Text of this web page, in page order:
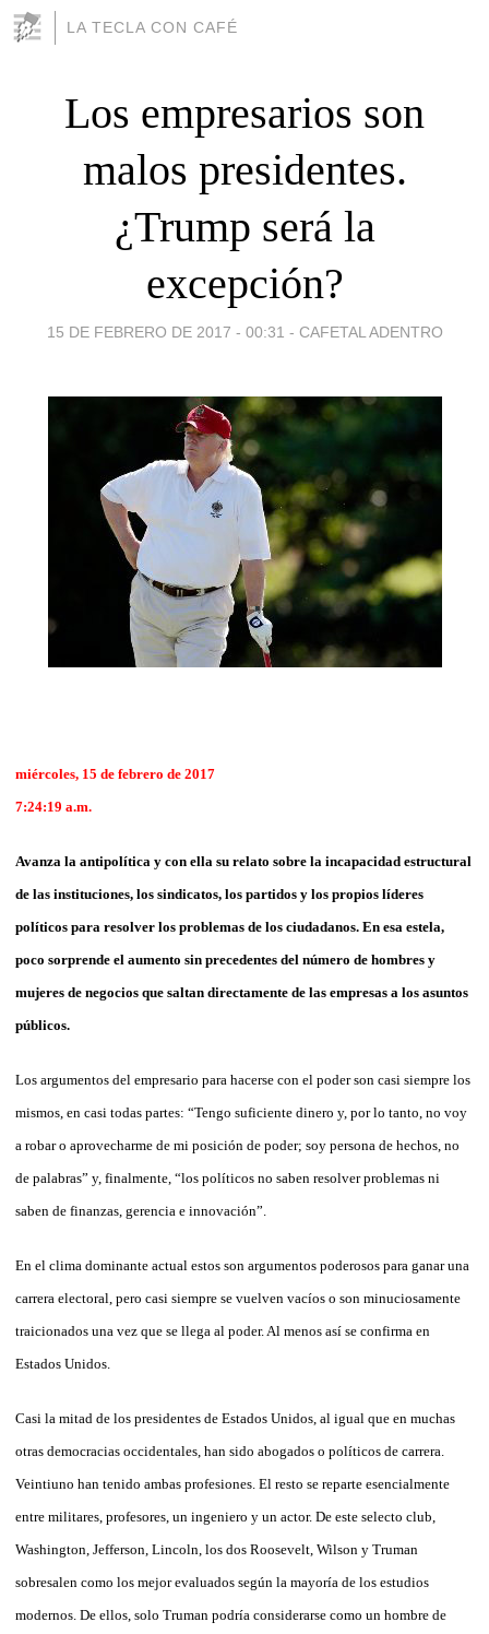
LA TECLA CON CAFÉ
Los empresarios son
malos presidentes.
¿Trump será la
excepción?
15 DE FEBRERO DE 2017 - 00:31 - CAFETAL ADENTRO
miércoles, 15 de febrero de 2017
7:24:19 a.m.
Avanza la antipolítica y con ella su relato sobre la incapacidad estructural
de las instituciones, los sindicatos, los partidos y los propios líderes
políticos para resolver los problemas de los ciudadanos. En esa estela,
poco sorprende el aumento sin precedentes del número de hombres y
mujeres de negocios que saltan directamente de las empresas a los asuntos
públicos.
Los argumentos del empresario para hacerse con el poder son casi siempre los
mismos, en casi todas partes: “Tengo suficiente dinero y, por lo tanto, no voy
a robar o aprovecharme de mi posición de poder; soy persona de hechos, no
de palabras” y, finalmente, “los políticos no saben resolver problemas ni
saben de finanzas, gerencia e innovación”.
En el clima dominante actual estos son argumentos poderosos para ganar una
carrera electoral, pero casi siempre se vuelven vacíos o son minuciosamente
traicionados una vez que se llega al poder. Al menos así se confirma en
Estados Unidos.
Casi la mitad de los presidentes de Estados Unidos, al igual que en muchas
otras democracias occidentales, han sido abogados o políticos de carrera.
Veintiuno han tenido ambas profesiones. El resto se reparte esencialmente
entre militares, profesores, un ingeniero y un actor. De este selecto club,
Washington, Jefferson, Lincoln, los dos Roosevelt, Wilson y Truman
sobresalen como los mejor evaluados según la mayoría de los estudios
modernos. De ellos, solo Truman podría considerarse como un hombre de